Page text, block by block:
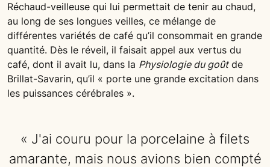
Réchaud-veilleuse qui lui permettait de tenir au chaud,
au long de ses longues veilles, ce mélange de
différentes variétés de café qu’il consommait en grande
quantité. Dès le réveil, il faisait appel aux vertus du
café, dont il avait lu, dans la Physiologie du goûtde
Brillat-Savarin, qu’il « porte une grande excitation dans
les puissances cérébrales ».
« J'ai couru pour la porcelaine à filets
amarante, mais nous avions bien compté